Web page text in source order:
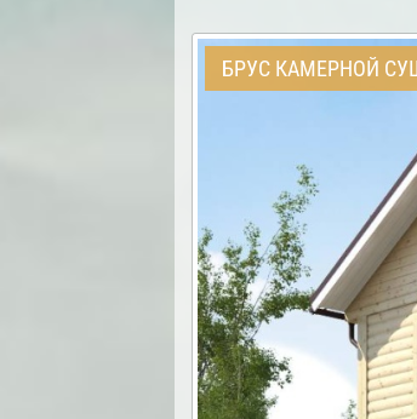
БРУС КАМЕРНОЙ